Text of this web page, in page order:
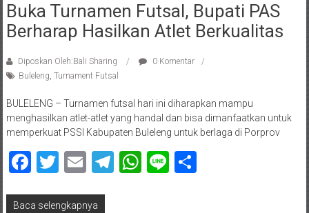
Buka Turnamen Futsal, Bupati PAS
Berharap Hasilkan Atlet Berkualitas
Diposkan Oleh:Bali Sharing
0 Komentar
Buleleng, Turnament Futsal
BULELENG – Turnamen futsal hari ini diharapkan mampu
menghasilkan atlet-atlet yang handal dan bisa dimanfaatkan untuk
memperkuat PSSI Kabupaten Buleleng untuk berlaga di Porprov
Facebook
Twitter
EmailTelegram
WhatsApp
Line
Baca selengkapnya